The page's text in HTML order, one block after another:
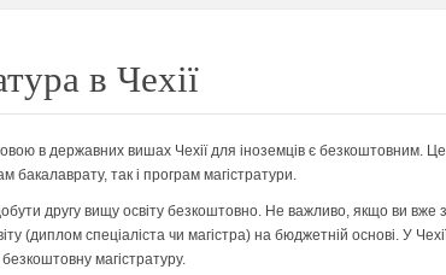
в Чехії
в державних вишах Чехії для іноземців є безкоштовним.
бакалаврату, так і програм магістратури.
другу вищу освіту безкоштовно. Не важливо, якщо ви вже
(диплом спеціаліста чи магістра) на бюджетній основі. У
магістратуру.